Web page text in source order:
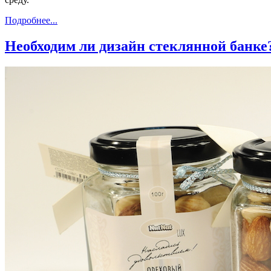
Подробнее...
Необходим ли дизайн стеклянной